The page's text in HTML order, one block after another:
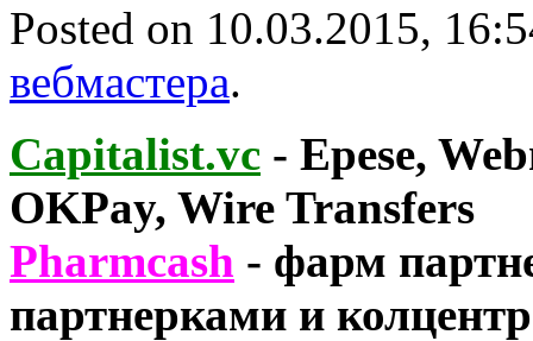
Posted on 10.03.2015,
вебмастера.
Capitalist.vc - Epese,
OKPay, Wire Transfers
Pharmcash - фарм
партнерками и